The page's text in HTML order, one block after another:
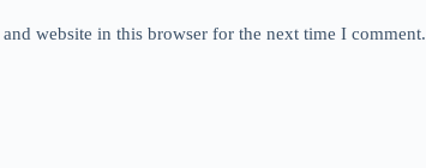
website in this browser for the next time I comment.